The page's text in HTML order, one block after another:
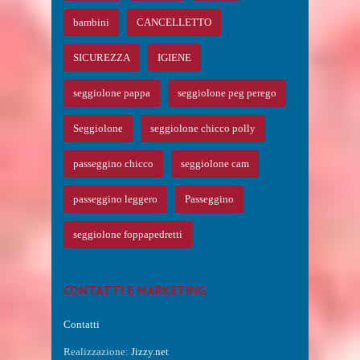
bambini CANCELLETTO
SICUREZZA IGIENE
seggiolone pappa seggiolone peg perego
Seggiolone seggiolone chicco polly
passeggino chicco seggiolone cam
passeggino leggero Passeggino
seggiolone foppapedretti
CONTATTI E MARKETING
Contatti
Realizzazione: Jizzy.net